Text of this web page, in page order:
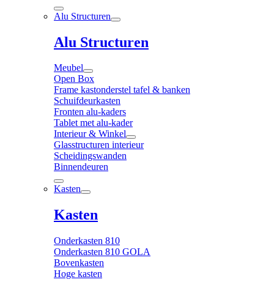
Alu Structuren
Alu Structuren
Meubel
Open Box
Frame kastonderstel tafel & banken
Schuifdeurkasten
Fronten alu-kaders
Tablet met alu-kader
Interieur & Winkel
Glasstructuren interieur
Scheidingswanden
Binnendeuren
Kasten
Kasten
Onderkasten 810
Onderkasten 810 GOLA
Bovenkasten
Hoge kasten